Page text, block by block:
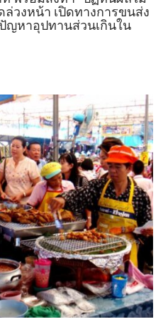
ล่วงหน้า เปิดทางการขนส่ง
ญหาอุปทานส่วนเกินใน